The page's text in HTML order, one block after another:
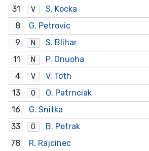
31
V
S. Kocka
8
G. Petrovic
9
N
S. Blihar
11
N P. Onuoha
4 V V. Toth
13 O O. Patrnciak
16
G. Snitka
33
O
B. Petrak
78
R. Rajcinec